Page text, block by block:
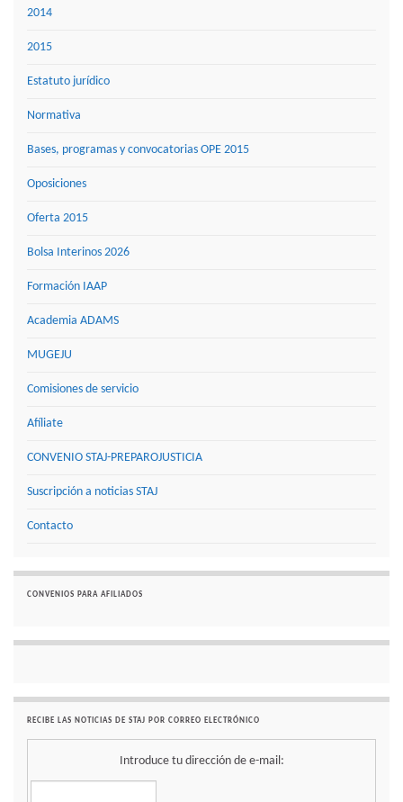
2014
2015
Estatuto jurídico
Normativa
Bases, programas y convocatorias OPE 2015
Oposiciones
Oferta 2015
Bolsa Interinos 2026
Formación IAAP
Academia ADAMS
MUGEJU
Comisiones de servicio
Afíliate
CONVENIO STAJ-PREPAROJUSTICIA
Suscripción a noticias STAJ
Contacto
CONVENIOS PARA AFILIADOS
RECIBE LAS NOTICIAS DE STAJ POR CORREO ELECTRÓNICO
Introduce tu dirección de e-mail: